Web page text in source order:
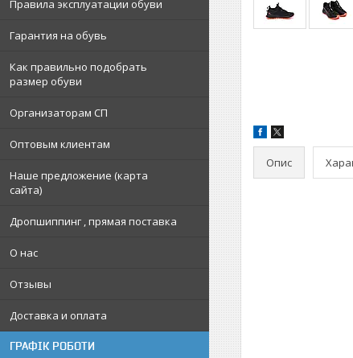
Правила эксплуатации обуви
Гарантия на обувь
Как правильно подобрать
размер обуви
Организаторам СП
Оптовым клиентам
Наше предложение (карта
сайта)
Дропшиппинг , прямая поставка
О нас
Отзывы
Доставка и оплата
ГРАФІК РОБОТИ
Опис